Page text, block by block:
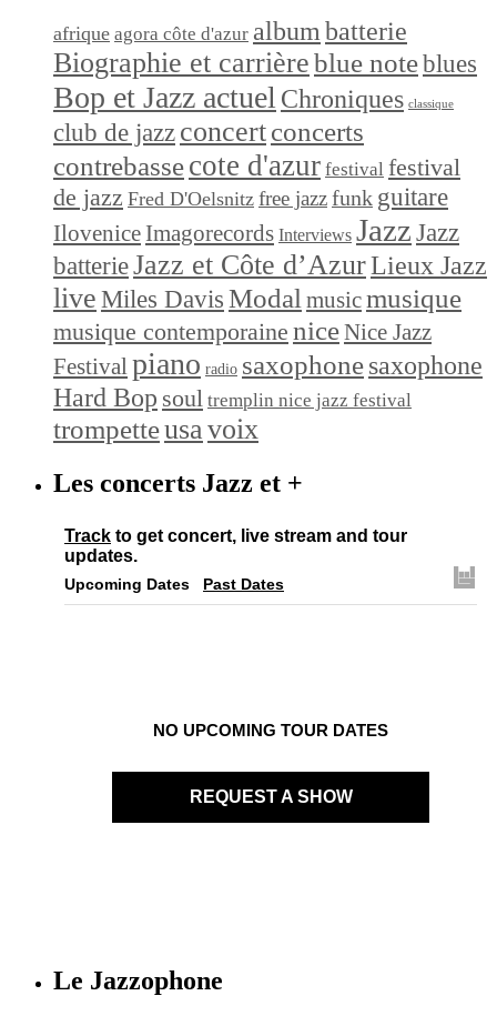
afrique agora côte d'azur album batterie
Biographie et carrièreblue noteblues
Bop et Jazz actuel Chroniques classique
club de jazz concertconcerts
contrebassecote d'azur festival festival
de jazz Fred D'Oelsnitz free jazzfunk guitare
Ilovenice Imagorecords Interviews Jazz Jazz
batterieJazz et Côte d’AzurLieux Jazz
live Miles Davis Modal musicmusique
musique contemporaine niceNice Jazz
Festival piano radio saxophonesaxophone
Hard Bop soul tremplin nice jazz festival
trompetteusa voix
Les concerts Jazz et +
Track to get concert, live stream and tour
updates.
Upcoming Dates Past Dates
NO UPCOMING TOUR DATES
REQUEST A SHOW
Le Jazzophone